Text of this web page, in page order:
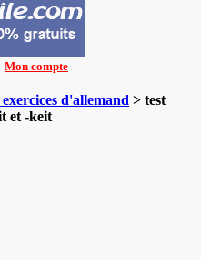
Mon compte
d'allemand > test
et -keit